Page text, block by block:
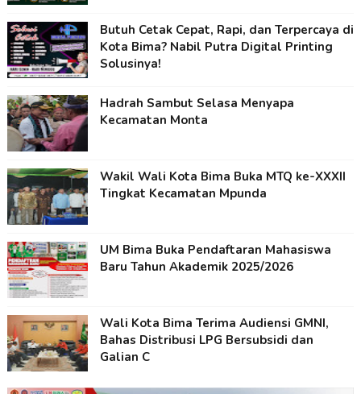
Butuh Cetak Cepat, Rapi, dan Terpercaya di
Kota Bima? Nabil Putra Digital Printing
Solusinya!
Hadrah Sambut Selasa Menyapa
Kecamatan Monta
Wakil Wali Kota Bima Buka MTQ ke-XXXII
Tingkat Kecamatan Mpunda
UM Bima Buka Pendaftaran Mahasiswa
Baru Tahun Akademik 2025/2026
Wali Kota Bima Terima Audiensi GMNI,
Bahas Distribusi LPG Bersubsidi dan
Galian C